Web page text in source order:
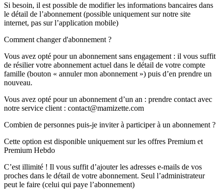
Si besoin, il est possible de modifier les informations bancaires dans
le détail de l’abonnement (possible uniquement sur notre site
internet, pas sur l’application mobile)
Comment changer d'abonnement ?
Vous avez opté pour un abonnement sans engagement : il vous suffit
de résilier votre abonnement actuel dans le détail de votre compte
famille (bouton « annuler mon abonnement ») puis d’en prendre un
nouveau.
Vous avez opté pour un abonnement d’un an : prendre contact avec
notre service client : contact@mamizette.com
Combien de personnes puis-je inviter à participer à un abonnement ?
Cette option est disponible uniquement sur les offres Premium et
Premium Hebdo
C’est illimité ! Il vous suffit d’ajouter les adresses e-mails de vos
proches dans le détail de votre abonnement. Seul l’administrateur
peut le faire (celui qui paye l’abonnement)